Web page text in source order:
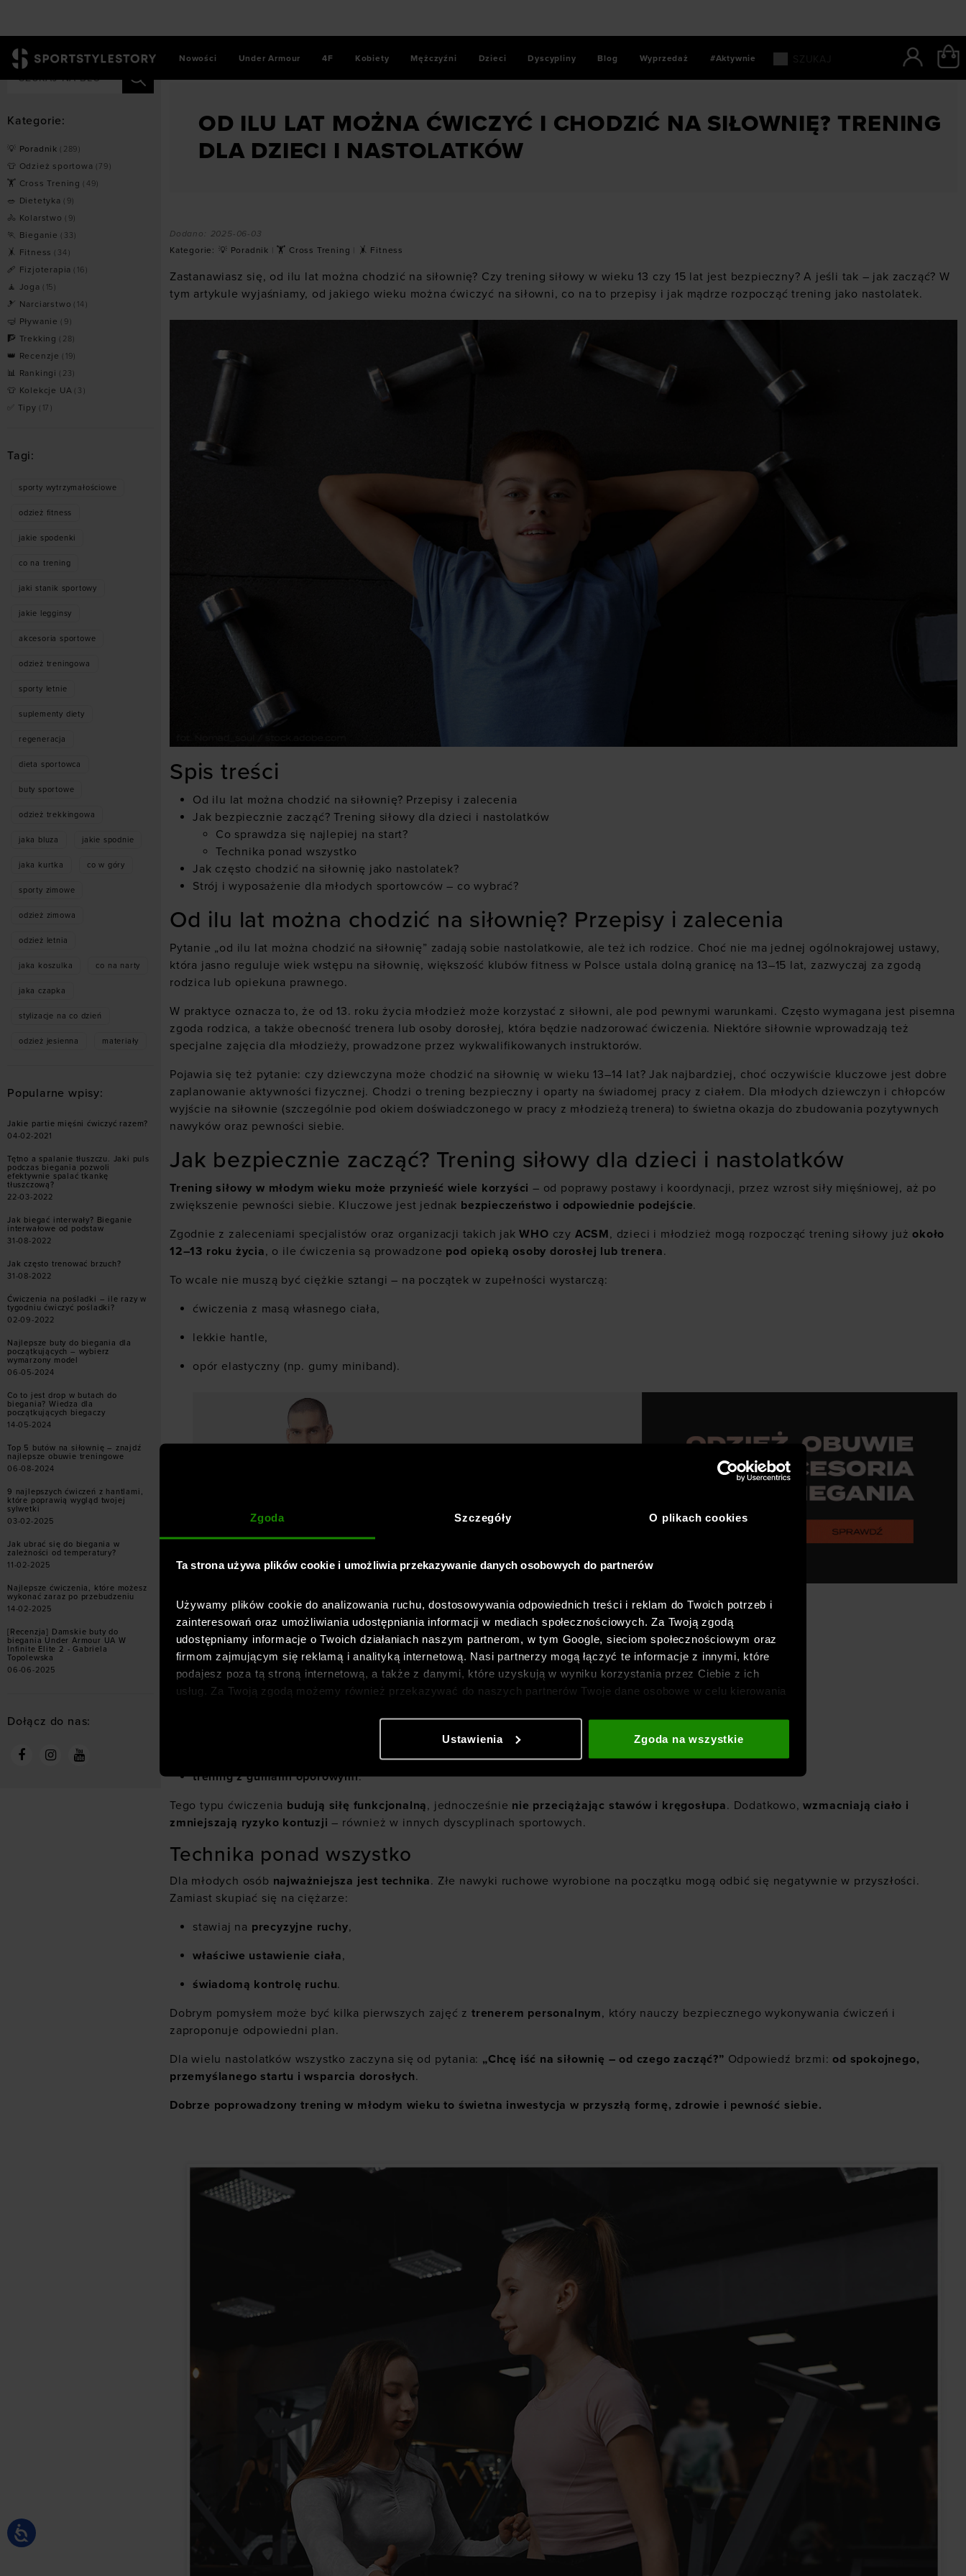
Zgoda Szczegóły O plikach cookies
Ta strona używa plików cookie i umożliwia przekazywanie danych osobowych do partnerów
Używamy plików cookie do analizowania ruchu, dostosowywania odpowiednich treści i reklam do Twoich potrzeb i
zainteresowań oraz umożliwiania udostępniania informacji w mediach społecznościowych. Za Twoją zgodą
udostępniamy informacje o Twoich działaniach naszym partnerom, w tym Google, sieciom społecznościowym oraz
firmom zajmującym się reklamą i analityką internetową. Nasi partnerzy mogą łączyć te informacje z innymi, które
podajesz poza tą stroną internetową, a także z danymi, które uzyskują w wyniku korzystania przez Ciebie z ich
usług. Za Twoją zgodą możemy również przekazywać do naszych partnerów Twoje dane osobowe w celu kierowania
społecznościowych). Szczegółowe informacje znajdziesz w naszej
Polityce prywatnościoraz sekcji „Szczegóły”
Ustawienia Zgoda na wszystkie
Nowości Under Armour 4F Kobiety Mężczyźni Dzieci Dyscypliny Blog Wyprzedaż #Aktywnie
SportStyleStory / 💡 Poradnik Od ilu lat można ćwiczyć i chodzić na siłownię? Trening dla dzieci i nastolatków
OD ILU LAT MOŻNA ĆWICZYĆ I CHODZIĆ NA SIŁOWNIĘ? TRENING
DLA DZIECI I NASTOLATKÓW
Dodano: 2025-06-03
Kategorie: 💡 Poradnik 🏋 Cross Trening 🤸 Fitness
Zastanawiasz się, od ilu lat można chodzić na siłownię? Czy trening siłowy w wieku 13 czy 15 lat jest bezpieczny? A jeśli tak – jak zacząć? W
tym artykule wyjaśniamy, od jakiego wieku można ćwiczyć na siłowni, co na to przepisy i jak mądrze rozpocząć trening jako nastolatek.
Spis treści
Od ilu lat można chodzić na siłownię? Przepisy i zalecenia
Jak bezpiecznie zacząć? Trening siłowy dla dzieci i nastolatków
Co sprawdza się najlepiej na start?
Technika ponad wszystko
Jak często chodzić na siłownię jako nastolatek?
Strój i wyposażenie dla młodych sportowców – co wybrać?
Od ilu lat można chodzić na siłownię? Przepisy i zalecenia
Pytanie „od ilu lat można chodzić na siłownię” zadają sobie nastolatkowie, ale też ich rodzice. Choć nie ma jednej ogólnokrajowej ustawy,
która jasno reguluje wiek wstępu na siłownię, większość klubów fitness w Polsce ustala dolną granicę na 13–15 lat, zazwyczaj za zgodą
rodzica lub opiekuna prawnego.
W praktyce oznacza to, że od 13. roku życia młodzież może korzystać z siłowni, ale pod pewnymi warunkami. Często wymagana jest pisemna
zgoda rodzica, a także obecność trenera lub osoby dorosłej, która będzie nadzorować ćwiczenia. Niektóre siłownie wprowadzają też
specjalne zajęcia dla młodzieży, prowadzone przez wykwalifikowanych instruktorów.
Pojawia się też pytanie: czy dziewczyna może chodzić na siłownię w wieku 13–14 lat? Jak najbardziej, choć oczywiście kluczowe jest dobre
zaplanowanie aktywności fizycznej. Chodzi o trening bezpieczny i oparty na świadomej pracy z ciałem. Dla młodych dziewczyn i chłopców
wyjście na siłownie (szczególnie pod okiem doświadczonego w pracy z młodzieżą trenera) to świetna okazja do zbudowania pozytywnych
nawyków oraz pewności siebie.
Jak bezpiecznie zacząć? Trening siłowy dla dzieci i nastolatków
Trening siłowy w młodym wieku może przynieść wiele korzyści – od poprawy postawy i koordynacji, przez wzrost siły mięśniowej, aż po
zwiększenie pewności siebie. Kluczowe jest jednak bezpieczeństwo i odpowiednie podejście.
Zgodnie z zaleceniami specjalistów oraz organizacji takich jakWHO czy ACSM, dzieci i młodzież mogą rozpocząć trening siłowy jużokoło
12–13 roku życia, o ile ćwiczenia są prowadzone pod opieką osoby dorosłej lub trenera.
To wcale nie muszą być ciężkie sztangi – na początek w zupełności wystarczą:
ćwiczenia z masą własnego ciała,
lekkie hantle,
opór elastyczny (np. gumy miniband).
Co sprawdza się najlepiej na start?
przysiady
wykroki,
deski (planki),
trening z gumami oporowymi.
Tego typu ćwiczenia budują siłę funkcjonalną, jednocześnie nie przeciążając stawów i kręgosłupa. Dodatkowo,wzmacniają ciało i
zmniejszają ryzyko kontuzji – również w innych dyscyplinach sportowych.
Technika ponad wszystko
Dla młodych osób najważniejsza jest technika. Złe nawyki ruchowe wyrobione na początku mogą odbić się negatywnie w przyszłości.
Zamiast skupiać się na ciężarze:
stawiaj na precyzyjne ruchy,
właściwe ustawienie ciała,
świadomą kontrolę ruchu.
Dobrym pomysłem może być kilka pierwszych zajęć z trenerem personalnym, który nauczy bezpiecznego wykonywania ćwiczeń i
zaproponuje odpowiedni plan.
Dla wielu nastolatków wszystko zaczyna się od pytania: „Chcę iść na siłownię – od czego zacząć?” Odpowiedź brzmi:od spokojnego,
przemyślanego startu i wsparcia dorosłych.
Dobrze poprowadzony trening w młodym wieku to świetna inwestycja w przyszłą formę, zdrowie i pewność siebie.
Kategorie:
💡 Poradnik ( 289 )
👕 Odzież sportowa ( 79 )
🏋 Cross Trening ( 49)
🥗 Dietetyka ( 9)
🚴 Kolarstwo ( 9)
🏃 Bieganie ( 33 )
🤸 Fitness ( 34 )
🩹 Fizjoterapia ( 16 )
🧘 Joga ( 15 )
🎿 Narciarstwo ( 14 )
🤿 Pływanie ( 9 )
🧗 Trekking ( 28)
👑 Recenzje ( 19)
📊 Rankingi ( 23 )
👕 Kolekcje UA ( 3 )
✅ Tipy ( 17 )
Tagi:
sporty wytrzymałościowe
odzież fitness
jakie spodenki
co na trening
jaki stanik sportowy
jakie legginsy
akcesoria sportowe
odzież treningowa
sporty letnie
suplementy diety
regeneracja
dieta sportowca
buty sportowe
odzież trekkingowa
jaka bluza jakie spodnie
jaka kurtka co w góry
sporty zimowe
odzież zimowa
odzież letnia
jaka koszulka co na narty
jaka czapka
stylizacje na co dzień
odzież jesienna materiały
Popularne wpisy:
Jakie partie mięśni ćwiczyć razem?
04-02-2021
Tętno a spalanie tłuszczu. Jaki puls
podczas biegania pozwoli
efektywnie spalać tkankę
tłuszczową?
22-03-2022
Jak biegać interwały? Bieganie
interwałowe od podstaw
31-08-2022
Jak często trenować brzuch?
31-08-2022
Ćwiczenia na pośladki – ile razy w
tygodniu ćwiczyć pośladki?
02-09-2022
Najlepsze buty do biegania dla
początkujących – wybierz
wymarzony model
06-05-2024
Co to jest drop w butach do
biegania? Wiedza dla
początkujących biegaczy
14-05-2024
Top 5 butów na siłownię – znajdź
najlepsze obuwie treningowe
06-08-2024
9 najlepszych ćwiczeń z hantlami,
które poprawią wygląd twojej
sylwetki
03-02-2025
Jak ubrać się do biegania w
zależności od temperatury?
11-02-2025
Najlepsze ćwiczenia, które możesz
wykonać zaraz po przebudzeniu
14-02-2025
[Recenzja] Damskie buty do
biegania Under Armour UA W
Infinite Elite 2 - Gabriela
Topolewska
06-06-2025
Dołącz do nas: